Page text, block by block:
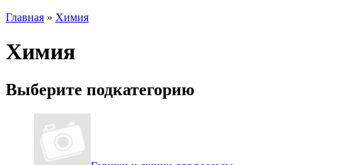
Главная » Химия
Химия
Выберите подкатегорию